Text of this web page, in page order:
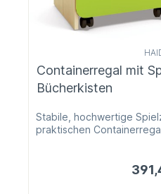
Containerregal mit
Bücherkisten
Stabile, hochwertige
praktischen